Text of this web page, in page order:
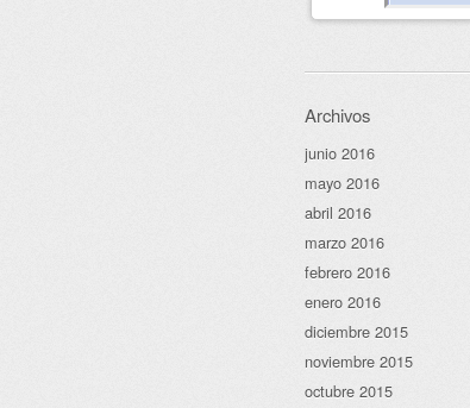
Archivos
junio 2016
mayo 2016
abril 2016
marzo 2016
febrero 2016
enero 2016
diciembre 2015
noviembre 2015
octubre 2015